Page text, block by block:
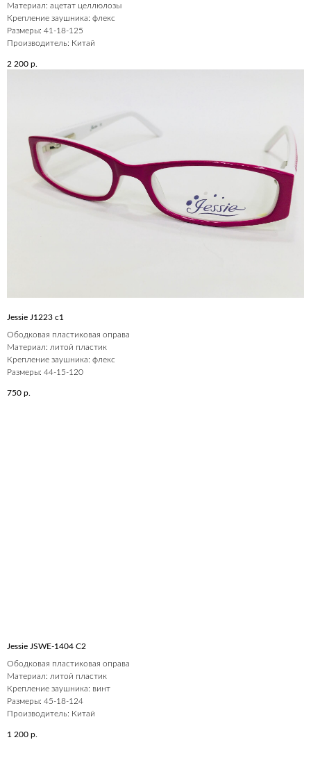
Материал: ацетат целлюлозы
Крепление заушника: флекс
Размеры: 41-18-125
Производитель: Китай
2 200 р.
Jessie J1223 c1
Ободковая пластиковая оправа
Материал: литой пластик
Крепление заушника: флекс
Размеры: 44-15-120
750 р.
Jessie JSWE-1404 С2
Ободковая пластиковая оправа
Материал: литой пластик
Крепление заушника: винт
Размеры: 45-18-124
Производитель: Китай
1 200 р.